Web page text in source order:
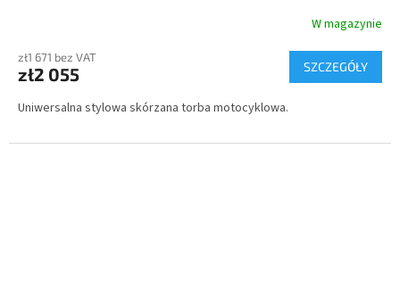
T
I
S
W magazynie
zł1 671 bez VAT
zł2 055 SZCZEGÓŁY
Uniwersalna stylowa skórzana torba motocyklowa.